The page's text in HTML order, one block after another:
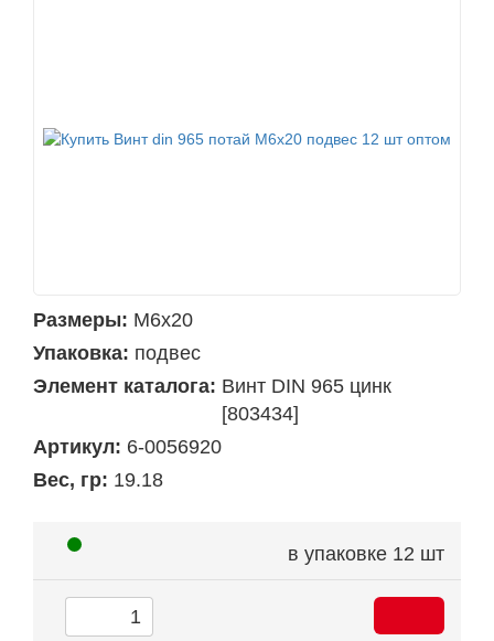
Размеры: М6х20
Упаковка: подвес
Элемент каталога: Винт DIN 965 цинк
[803434]
Артикул: 6-0056920
Вес, гр: 19.18
в упаковке 12 шт